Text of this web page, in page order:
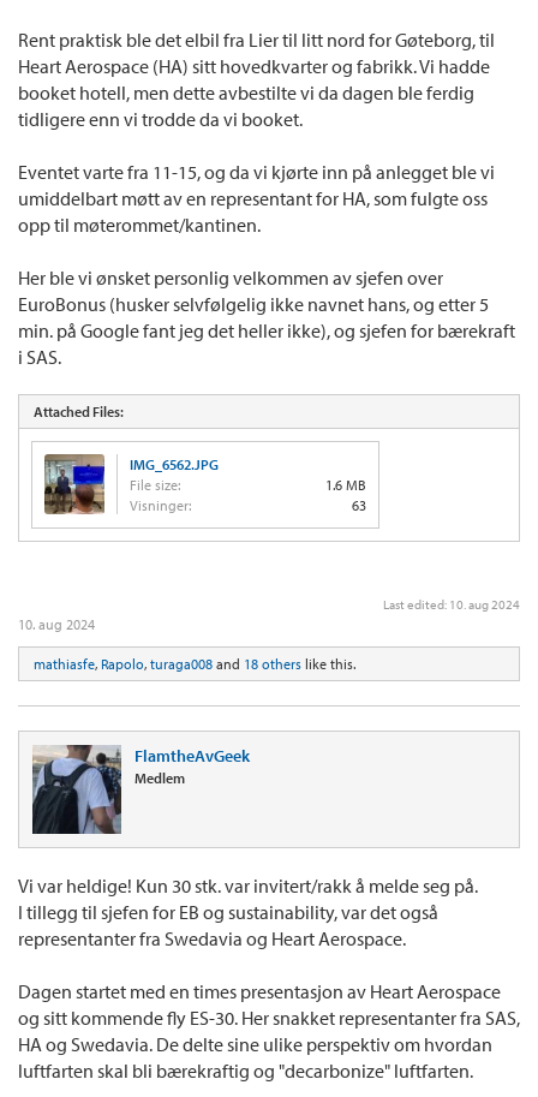
Rent praktisk ble det elbil fra Lier til litt nord for Gøteborg, til
Heart Aerospace (HA) sitt hovedkvarter og fabrikk. Vi hadde
booket hotell, men dette avbestilte vi da dagen ble ferdig
tidligere enn vi trodde da vi booket.
Eventet varte fra 11-15, og da vi kjørte inn på anlegget ble vi
umiddelbart møtt av en representant for HA, som fulgte oss
opp til møterommet/kantinen.
Her ble vi ønsket personlig velkommen av sjefen over
EuroBonus (husker selvfølgelig ikke navnet hans, og etter 5
min. på Google fant jeg det heller ikke), og sjefen for bærekraft
i SAS.
Attached Files:
IMG_6562.JPG
File size:
1.6 MB
Visninger:
63
Last edited: 10. aug 2024
10. aug 2024
mathiasfe, Rapolo, turaga008 and 18 others like this.
FlamtheAvGeek
Medlem
Vi var heldige! Kun 30 stk. var invitert/rakk å melde seg på.
I tillegg til sjefen for EB og sustainability, var det også
representanter fra Swedavia og Heart Aerospace.
Dagen startet med en times presentasjon av Heart Aerospace
og sitt kommende fly ES-30. Her snakket representanter fra SAS,
HA og Swedavia. De delte sine ulike perspektiv om hvordan
luftfarten skal bli bærekraftig og "decarbonize" luftfarten.